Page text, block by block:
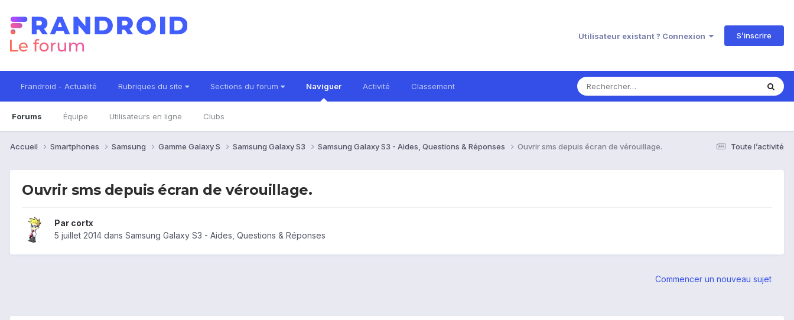
Utilisateur existant ? Connexion S’inscrire
Frandroid - Actualité Rubriques du site Sections du forum Naviguer
Forums Équipe Utilisateurs en ligne Clubs
Activité Classement
Toute l’activité
Accueil Smartphones Samsung Gamme Galaxy S Samsung Galaxy S3 Samsung Galaxy S3 - Aides, Questions & Réponses Ouvrir sms depuis écran de vérouillage.
Ouvrir sms depuis écran de vérouillage.
Par cortx
5 juillet 2014 dans Samsung Galaxy S3 - Aides, Questions & Réponses
Commencer un nouveau sujet